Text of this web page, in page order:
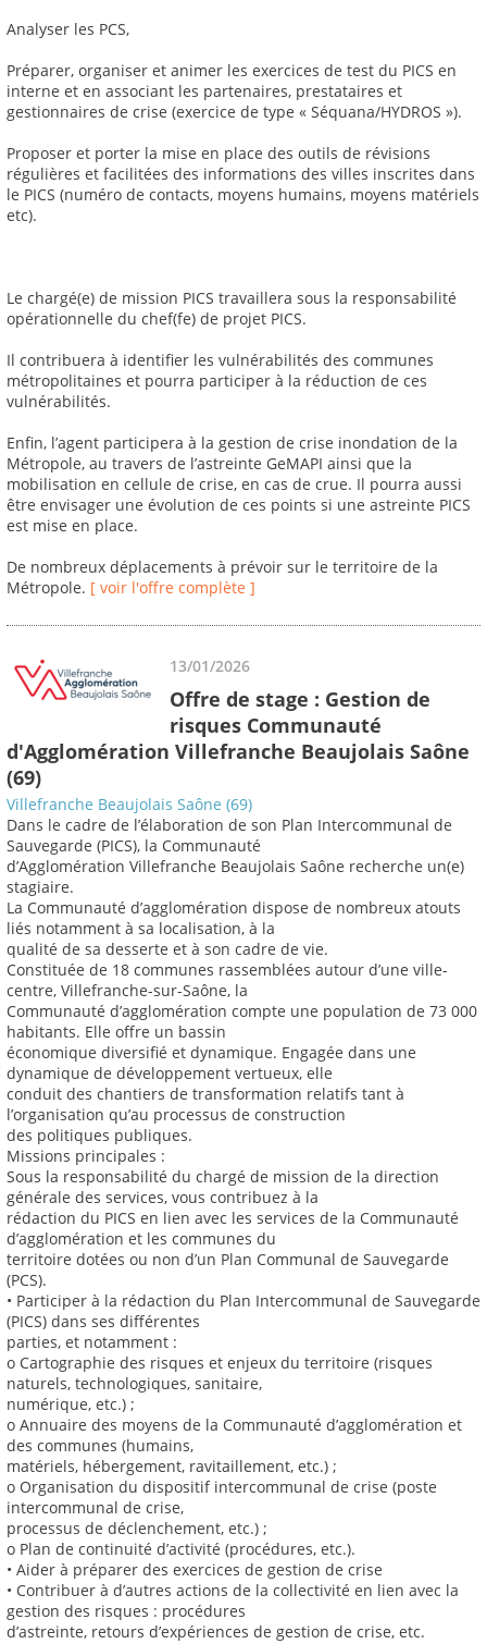
Analyser les PCS,
Préparer, organiser et animer les exercices de test du PICS en
interne et en associant les partenaires, prestataires et
gestionnaires de crise (exercice de type « Séquana/HYDROS »).
Proposer et porter la mise en place des outils de révisions
régulières et facilitées des informations des villes inscrites dans
le PICS (numéro de contacts, moyens humains, moyens matériels
etc).
Le chargé(e) de mission PICS travaillera sous la responsabilité
opérationnelle du chef(fe) de projet PICS.
Il contribuera à identifier les vulnérabilités des communes
métropolitaines et pourra participer à la réduction de ces
vulnérabilités.
Enfin, l’agent participera à la gestion de crise inondation de la
Métropole, au travers de l’astreinte GeMAPI ainsi que la
mobilisation en cellule de crise, en cas de crue. Il pourra aussi
être envisager une évolution de ces points si une astreinte PICS
est mise en place.
De nombreux déplacements à prévoir sur le territoire de la
Métropole. [ voir l'offre complète ]
13/01/2026
Offre de stage : Gestion de
risques Communauté
d'Agglomération Villefranche Beaujolais Saône
(69)
Villefranche Beaujolais Saône (69)
Dans le cadre de l’élaboration de son Plan Intercommunal de
Sauvegarde (PICS), la Communauté
d’Agglomération Villefranche Beaujolais Saône recherche un(e)
stagiaire.
La Communauté d’agglomération dispose de nombreux atouts
liés notamment à sa localisation, à la
qualité de sa desserte et à son cadre de vie.
Constituée de 18 communes rassemblées autour d’une ville-
centre, Villefranche-sur-Saône, la
Communauté d’agglomération compte une population de 73 000
habitants. Elle offre un bassin
économique diversifié et dynamique. Engagée dans une
dynamique de développement vertueux, elle
conduit des chantiers de transformation relatifs tant à
l’organisation qu’au processus de construction
des politiques publiques.
Missions principales :
Sous la responsabilité du chargé de mission de la direction
générale des services, vous contribuez à la
rédaction du PICS en lien avec les services de la Communauté
d’agglomération et les communes du
territoire dotées ou non d’un Plan Communal de Sauvegarde
(PCS).
• Participer à la rédaction du Plan Intercommunal de Sauvegarde
(PICS) dans ses différentes
parties, et notamment :
o Cartographie des risques et enjeux du territoire (risques
naturels, technologiques, sanitaire,
numérique, etc.) ;
o Annuaire des moyens de la Communauté d’agglomération et
des communes (humains,
matériels, hébergement, ravitaillement, etc.) ;
o Organisation du dispositif intercommunal de crise (poste
intercommunal de crise,
processus de déclenchement, etc.) ;
o Plan de continuité d’activité (procédures, etc.).
• Aider à préparer des exercices de gestion de crise
• Contribuer à d’autres actions de la collectivité en lien avec la
gestion des risques : procédures
d’astreinte, retours d’expériences de gestion de crise, etc.